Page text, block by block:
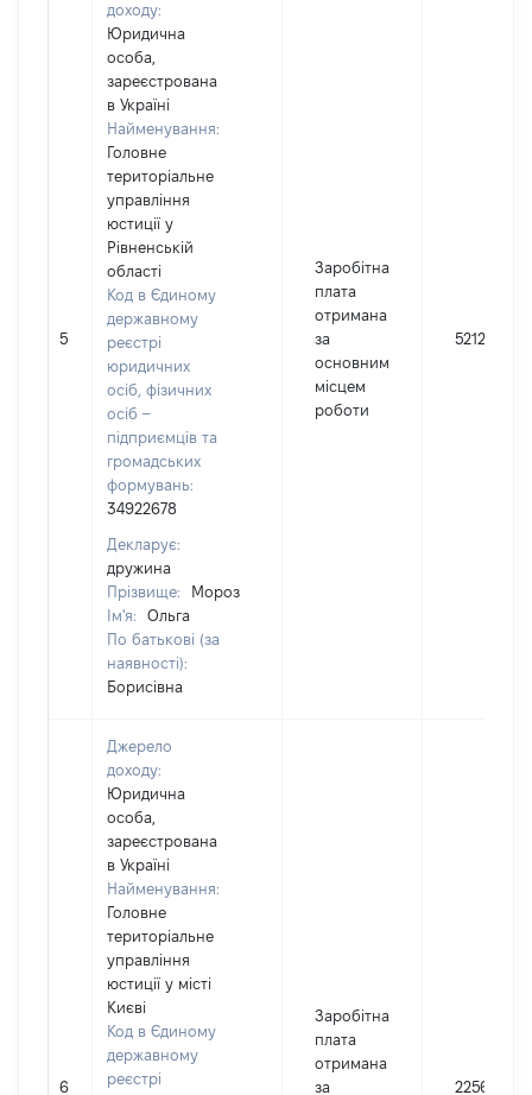
5
доходу:
Юридична
особа,
зареєстрована
в Україні
Найменування:
Головне
територіальне
управління
юстиції у
Рівненській
області
Код в Єдиному
державному
реєстрі
юридичних
осіб, фізичних
осіб –
підприємців та
громадських
формувань:
34922678
Декларує:
дружина
Прізвище:
Мороз
Ім'я:
Ольга
По батькові (за
наявності):
Борисівна
Заробітна
плата
отримана
за
основним
місцем
роботи
52124
6
Джерело
доходу:
Юридична
особа,
зареєстрована
в Україні
Найменування:
Головне
територіальне
управління
юстиції у місті
Києві
Код в Єдиному
державному
реєстрі
Заробітна
плата
отримана
за
22568